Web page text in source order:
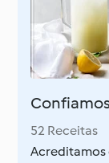
52 Receitas
Acreditamos